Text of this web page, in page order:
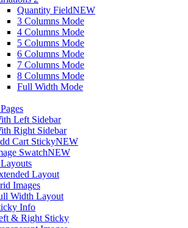
Quantity FieldNEW
3 Columns Mode
4 Columns Mode
5 Columns Mode
6 Columns Mode
7 Columns Mode
8 Columns Mode
Full Width Mode
Left Sidebar
Right Sidebar
Cart StickyNEW
SwatchNEW
Layout
Images
Width Layout
Info
& Right Sticky